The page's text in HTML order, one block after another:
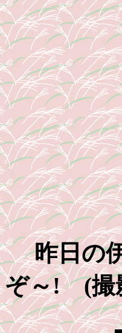
昨日の伊
ぞ～! (撮